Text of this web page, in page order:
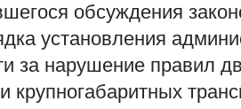
обсуждения
установления
за нарушение правил
крупногабаритных